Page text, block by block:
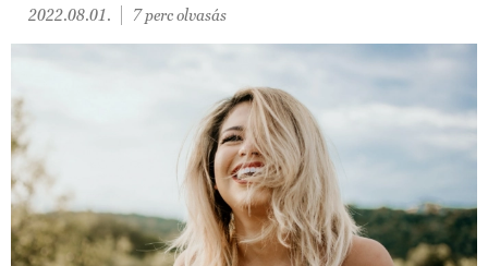
2022.08.01. 7 perc olvasás